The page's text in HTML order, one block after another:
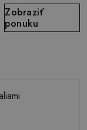
Zobraziť
ponuku